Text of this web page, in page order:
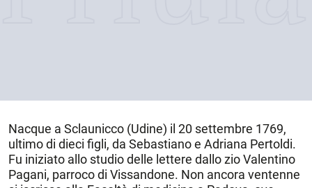
Nacque a Sclaunicco (Udine) il 20 settembre 1769,
ultimo di dieci figli, da Sebastiano e Adriana Pertoldi.
Fu iniziato allo studio delle lettere dallo zio Valentino
Pagani, parroco di Vissandone. Non ancora ventenne